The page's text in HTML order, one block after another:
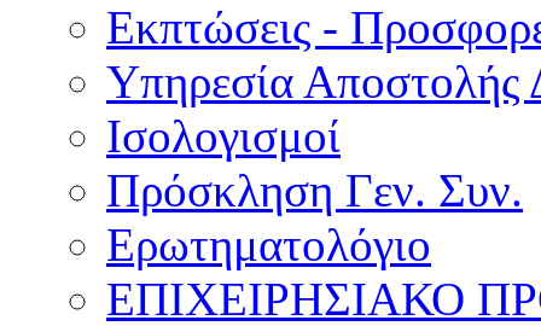
Εκπτώσεις -
Υπηρεσία Αποστολής
Ισολογισμοί
Πρόσκληση Γεν. Συν.
Ερωτηματολόγιο
ΕΠΙΧΕΙΡΗΣΙΑΚΟ